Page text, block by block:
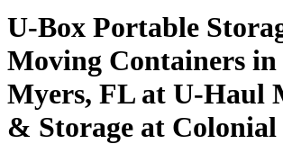
U-Box Portable
Moving Containers
Myers, FL at U-Haul
& Storage at